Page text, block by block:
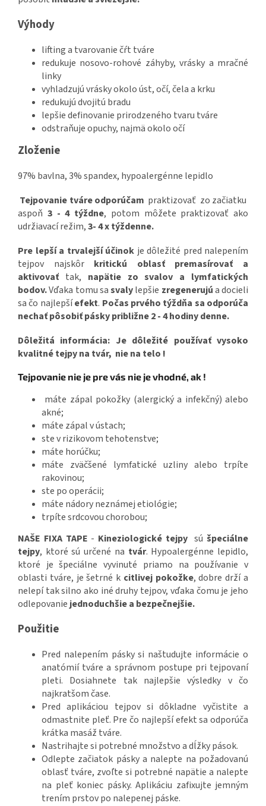
Výhody
lifting a tvarovanie čŕt tváre
redukuje nosovo-rohové záhyby, vrásky a mračné
linky
vyhladzujú vrásky okolo úst, očí, čela a krku
redukujú dvojitú bradu
lepšie definovanie prirodzeného tvaru tváre
odstraňuje opuchy, najmä okolo očí
Zloženie
97% bavlna, 3% spandex, hypoalergénne lepidlo
Tejpovanie tváre odporúčam praktizovať zo začiatku
aspoň 3 - 4 týždne, potom môžete praktizovať ako
udržiavací režim,3- 4 x týždenne.
Pre lepší a trvalejší účinok je dôležité pred nalepením
tejpov najskôr kritickú oblasť premasírovať a
aktivovať tak, napätie zo svalov a lymfatických
bodov.Vďaka tomu sasvalylepšie zregenerujúa docieli
sa čo najlepšíefekt. Počas prvého týždňa sa odporúča
nechať pôsobiť pásky približne 2 - 4 hodiny denne.
Dôležitá informácia: Je dôležité používať vysoko
kvalitné tejpy na tvár, nie na telo !
Tejpovanie nie je pre vás nie je vhodné, ak !
máte zápal pokožky (alergický a infekčný) alebo
akné;
máte zápal v ústach;
ste v rizikovom tehotenstve;
máte horúčku;
máte zväčšené lymfatické uzliny alebo trpíte
rakovinou;
ste po operácii;
máte nádory neznámej etiológie;
trpíte srdcovou chorobou;
NAŠE FIXA TAPE - Kineziologické tejpysú špeciálne
tejpy, ktoré sú určené na tvár. Hypoalergénne lepidlo,
ktoré je špeciálne vyvinuté priamo na používanie v
oblasti tváre, je šetrné k citlivej pokožke, dobre drží a
nelepí tak silno ako iné druhy tejpov, vďaka čomu je jeho
odlepovanie jednoduchšie a bezpečnejšie.
Použitie
Pred nalepením pásky si naštudujte informácie o
anatómií tváre a správnom postupe pri tejpovaní
pleti. Dosiahnete tak najlepšie výsledky v čo
najkratšom čase.
Pred aplikáciou tejpov si dôkladne vyčistite a
odmastnite pleť. Pre čo najlepší efekt sa odporúča
krátka masáž tváre.
Nastrihajte si potrebné množstvo a dĺžky pások.
Odlepte začiatok pásky a nalepte na požadovanú
oblasť tváre, zvoľte si potrebné napätie a nalepte
na pleť koniec pásky. Aplikáciu zafixujte jemným
trením prstov po nalepenej páske.